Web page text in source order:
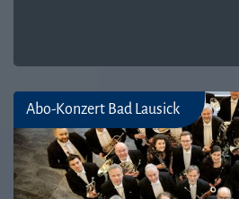
Abo-Konzert Bad Lausick